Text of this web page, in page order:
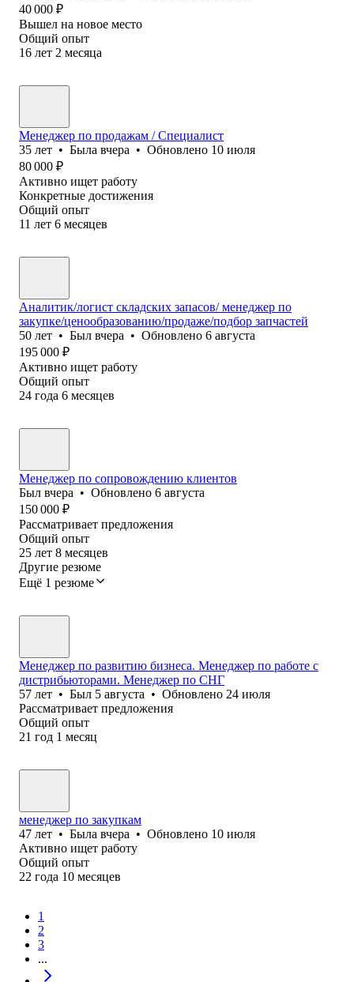
40 000 ₽
Вышел на новое место
Общий опыт
16 лет 2 месяца
Менеджер по продажам / Специалист
35 лет • Была вчера • Обновлено 10 июля
80 000 ₽
Активно ищет работу
Конкретные достижения
Общий опыт
11 лет 6 месяцев
Аналитик/логист складских запасов/ менеджер по
закупке/ценообразованию/продаже/подбор запчастей
50 лет • Был вчера • Обновлено 6 августа
195 000 ₽
Активно ищет работу
Общий опыт
24 года 6 месяцев
Менеджер по сопровождению клиентов
Был вчера • Обновлено 6 августа
150 000 ₽
Рассматривает предложения
Общий опыт
25 лет 8 месяцев
Другие резюме
Ещё 1 резюме
Менеджер по развитию бизнеса. Менеджер по работе с
дистрибьюторами. Менеджер по СНГ
57 лет • Был 5 августа • Обновлено 24 июля
Рассматривает предложения
Общий опыт
21 год 1 месяц
менеджер по закупкам
47 лет • Была вчера • Обновлено 10 июля
Активно ищет работу
Общий опыт
22 года 10 месяцев
1
2
3
...